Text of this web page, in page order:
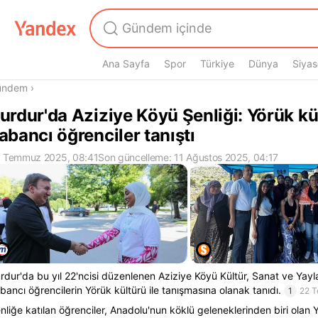
Ana Sayfa Spor Türkiye Dünya
›
Aziziye Köyü Şenliği: Yörük
öğrenciler tanıştı
Temmuz 2025, 08:41Son güncelleme: 11 Ağustos 2025, 04:17
bu yıl 22'ncisi düzenlenen Aziziye Köyü Kültür, Sanat ve
öğrencilerin Yörük kültürü ile tanışmasına olanak tanıdı.
1 22
katılan öğrenciler, Anadolu'nun köklü geleneklerinden biri olan